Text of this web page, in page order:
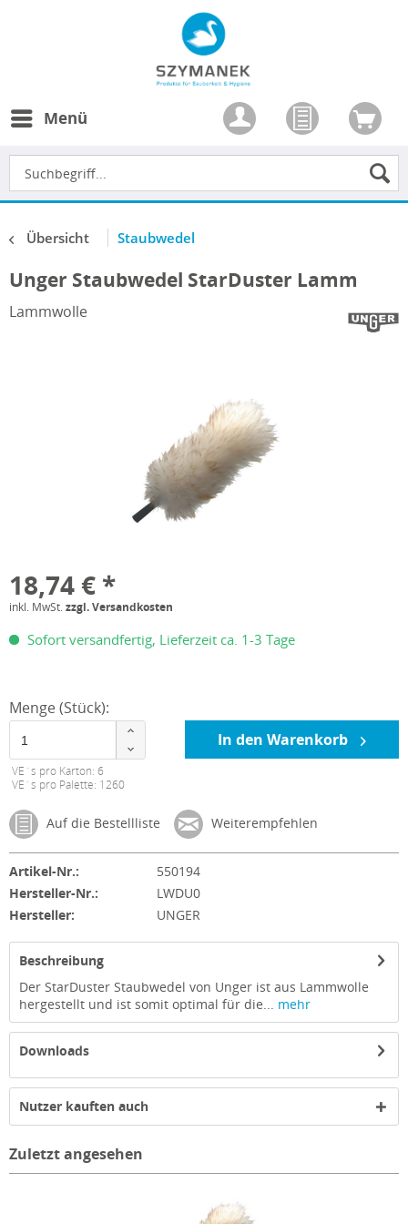
Menü
Übersicht Staubwedel
Unger Staubwedel StarDuster Lamm
Lammwolle
18,74 € *
inkl. MwSt.zzgl. Versandkosten
Sofort versandfertig, Lieferzeit ca. 1-3 Tage
Menge (Stück):
VE´s pro Karton: 6
VE´s pro Palette: 1260
In den Warenkorb
Auf die Bestellliste Weiterempfehlen
Artikel-Nr.:
550194
Hersteller-Nr.:
LWDU0
Hersteller:
UNGER
Beschreibung
Der StarDuster Staubwedel von Unger ist aus Lammwolle
hergestellt und ist somit optimal für die... mehr
Downloads
Nutzer kauften auch
Zuletzt angesehen